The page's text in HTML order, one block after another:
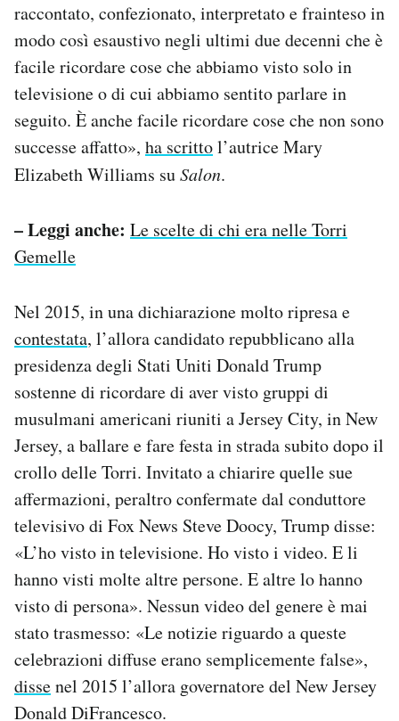
raccontato, confezionato, interpretato e frainteso in
modo così esaustivo negli ultimi due decenni che è
facile ricordare cose che abbiamo visto solo in
televisione o di cui abbiamo sentito parlare in
seguito. È anche facile ricordare cose che non sono
successe affatto», ha scrittol’autrice Mary
Elizabeth Williams suSalon.
– Leggi anche: Le scelte di chi era nelle Torri
Gemelle
Nel 2015, in una dichiarazione molto ripresa e
contestata, l’allora candidato repubblicano alla
presidenza degli Stati Uniti Donald Trump
sostenne di ricordare di aver visto gruppi di
musulmani americani riuniti a Jersey City, in New
Jersey, a ballare e fare festa in strada subito dopo il
crollo delle Torri. Invitato a chiarire quelle sue
affermazioni, peraltro confermate dal conduttore
televisivo di Fox News Steve Doocy, Trump disse:
«L’ho visto in televisione. Ho visto i video. E li
hanno visti molte altre persone. E altre lo hanno
visto di persona». Nessun video del genere è mai
stato trasmesso: «Le notizie riguardo a queste
celebrazioni diffuse erano semplicemente false»,
dissenel 2015 l’allora governatore del New Jersey
Donald DiFrancesco.